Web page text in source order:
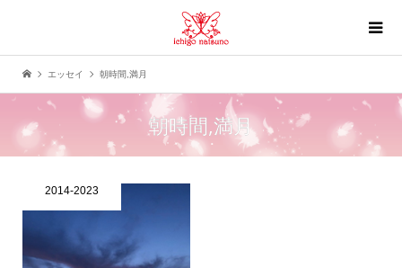
エッセイ 朝時間,満月
朝時間,満月
2014-2023